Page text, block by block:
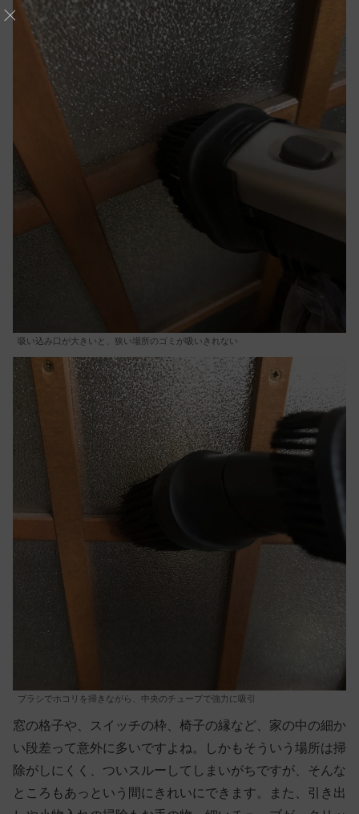
吸い込み口が大きいと、狭い場所のゴミが吸いきれない
ブラシでホコリを掃きながら、中央のチューブで強力に吸引
窓の格子や、スイッチの枠、椅子の縁など、家の中の細か
い段差って意外に多いですよね。しかもそういう場所は掃
除がしにくく、ついスルーしてしまいがちですが、そんな
ところもあっという間にきれいにできます。また、引き出